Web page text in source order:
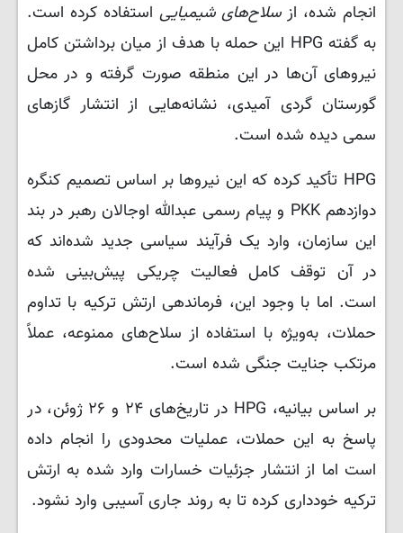
انجام شده، از سلاح‌های شیمیایی استفاده کرده است.
به گفته HPG این حمله با هدف از میان برداشتن کامل
نیروهای آن‌ها در این منطقه صورت گرفته و در محل
گورستان گردی آمیدی، نشانه‌هایی از انتشار گازهای
سمی دیده شده است.
HPG تأکید کرده که این نیروها بر اساس تصمیم کنگره
دوازدهم PKK و پیام رسمی عبدالله اوجالان رهبر در بند
این سازمان، وارد یک فرآیند سیاسی جدید شده‌اند که
در آن توقف کامل فعالیت چریکی پیش‌بینی شده
است. اما با وجود این، فرماندهی ارتش ترکیه با تداوم
حملات، به‌ویژه با استفاده از سلاح‌های ممنوعه، عملاً
مرتکب جنایت جنگی شده است.
بر اساس بیانیه، HPG در تاریخ‌های ۲۴ و ۲۶ ژوئن، در
پاسخ به این حملات، عملیات محدودی را انجام داده
است اما از انتشار جزئیات خسارات وارد شده به ارتش
ترکیه خودداری کرده تا به روند جاری آسیبی وارد نشود.